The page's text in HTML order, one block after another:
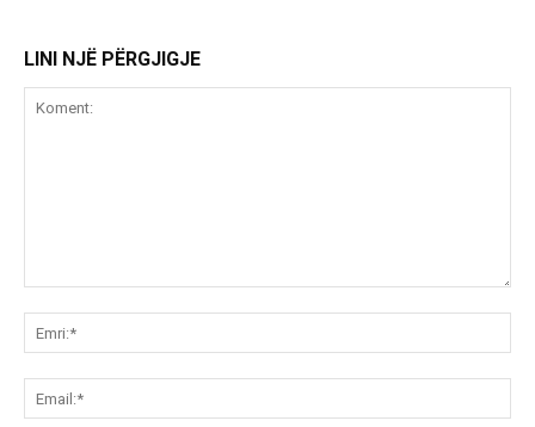
LINI NJË PËRGJIGJE